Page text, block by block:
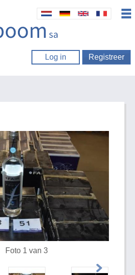
Log in Registreer
Foto 1 van 3